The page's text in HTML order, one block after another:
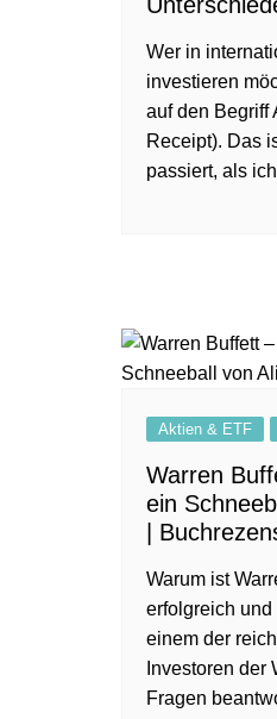
Wer in
investieren
auf den Begriff
Receipt). Das
passiert, als
Aktien & ETF
Warren
ein
|
Warum ist
erfolgreich
einem der
Investoren
Fragen